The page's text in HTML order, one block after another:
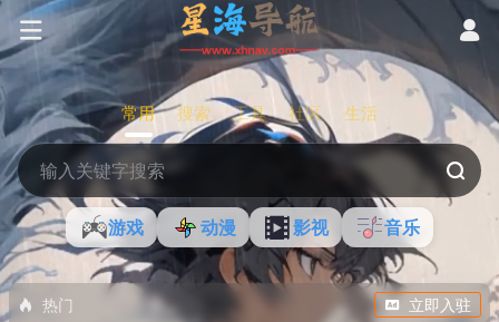
常用 搜索 工具 社区 生活
游戏 动漫 影视 音乐
热门
立即入驻